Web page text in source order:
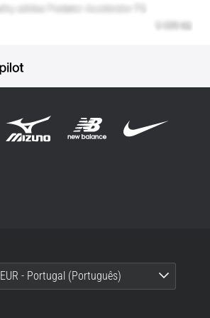
EUR - Portugal (Português)